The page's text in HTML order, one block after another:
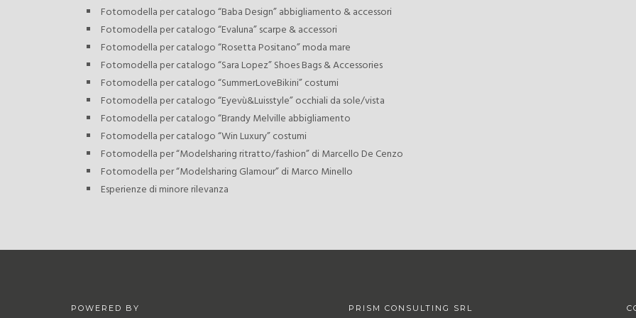
Fotomodella per catalogo “Baba Design” abbigliamento & accessori
Fotomodella per catalogo “Evaluna” scarpe & accessori
Fotomodella per catalogo “Rosetta Positano” moda mare
Fotomodella per catalogo “Sara Lopez” Shoes Bags & Accessories
Fotomodella per catalogo “SummerLoveBikini” costumi
Fotomodella per catalogo “Eyevù&Luisstyle” occhiali da sole/vista
Fotomodella per catalogo “Brandy Melville abbigliamento
Fotomodella per catalogo “Win Luxury” costumi
Fotomodella per “Modelsharing ritratto/fashion” di Marcello De Cenzo
Fotomodella per “Modelsharing Glamour” di Marco Minello
Esperienze di minore rilevanza
POWERED BY PRISM CONSULTING SRL